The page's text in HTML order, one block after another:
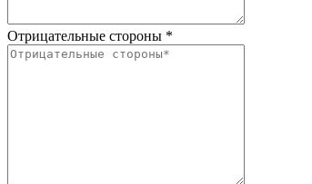
Отрицательные стороны *